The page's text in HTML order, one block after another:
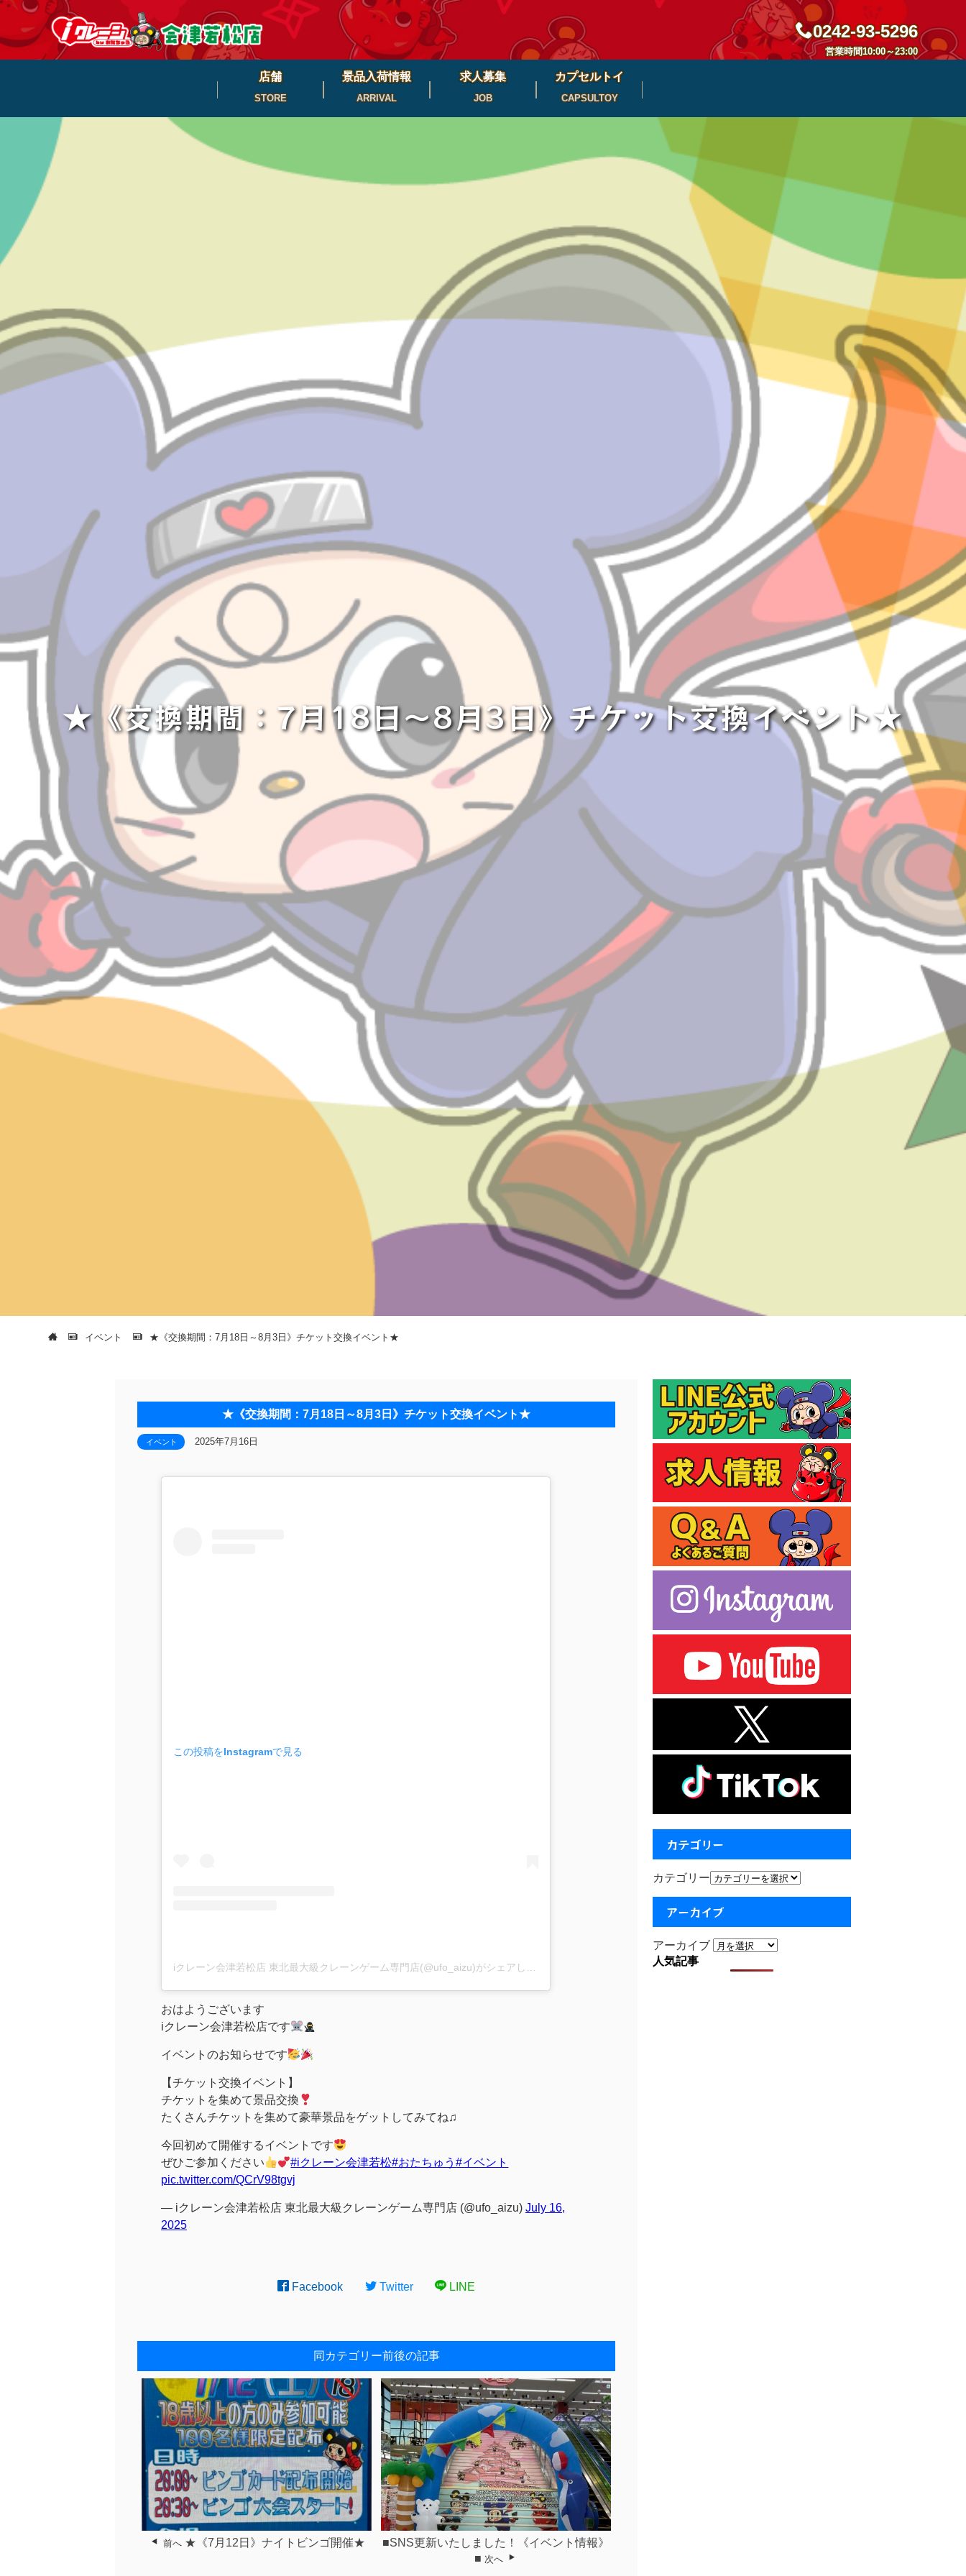
0242-93-5296
営業時間10:00～23:00
店舗
STORE
景品入荷情報
ARRIVAL
求人募集
JOB
カプセルトイ
CAPSULTOY
★《交換期間：7月18日～8月3日》チケット交換イベント★
イベント ★《交換期間：7月18日～8月3日》チケット交換イベント★
★《交換期間：7月18日～8月3日》チケット交換イベント★
イベント 2025年7月16日
この投稿をInstagramで見る
おはようございます
iクレーン会津若松店です
イベントのお知らせです
【チケット交換イベント】
チケットを集めて景品交換
たくさんチケットを集めて豪華景品をゲットしてみてね♫
今回初めて開催するイベントです
ぜひご参加ください
#iクレーン会津若松#おたちゅう#イベント
pic.twitter.com/QCrV98tgvj
— iクレーン会津若松店 東北最大級クレーンゲーム専門店 (@ufo_aizu) July 16,
2025
Facebook Twitter LINE
同カテゴリー前後の記事
前へ ★《7月12日》ナイトビンゴ開催★
■SNS更新いたしました！《イベント情報》
■ 次へ
カテゴリー
カテゴリー
アーカイブ
アーカイブ
人気記事